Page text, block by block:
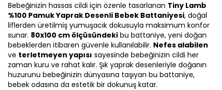
Bebeğinizin hassas cildi için özenle tasarlanan Tiny Lamb
%100 Pamuk Yaprak Desenli Bebek Battaniyesi, doğal
liflerden üretilmiş yumuşacık dokusuyla maksimum konfor
sunar. 80x100 cm ölçüsündeki bu battaniye, yeni doğan
bebeklerden itibaren güvenle kullanılabilir. Nefes alabilen
ve terletmeyen yapısı sayesinde bebeğinizin cildi her
zaman kuru ve rahat kalır. Şık yaprak desenleriyle doğanın
huzurunu bebeğinizin dünyasına taşıyan bu battaniye,
bebek odasına da estetik bir dokunuş katar.